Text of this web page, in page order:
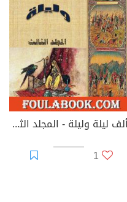
ألف ليلة وليلة - المجلد الثالث - نسخة مضغوطة
1